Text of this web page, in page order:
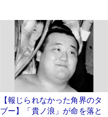
【報じられなかった角界のタ
ブー】「貴ノ浪」が命を落と